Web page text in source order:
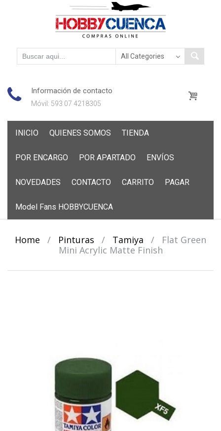
Información de contacto
Móvil: 593 07 4218305
INICIO QUIENES SOMOS TIENDA
POR ENCARGO POR APARTADO ENVÍOS
NOVEDADES CONTACTO CARRITO PAGAR
Model Fans HOBBYCUENCA
Home / Pinturas / Tamiya /
Flat Green
Mini Acrylic Matte Finish